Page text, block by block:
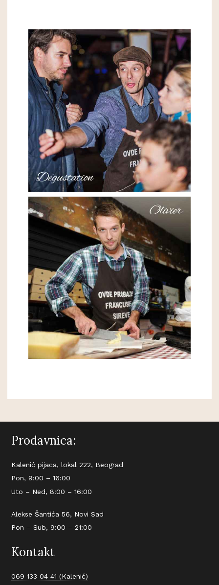
Prodavnica:
Kalenić pijaca, lokal 222, Beograd
Pon, 9:00 – 16:00
Uto – Ned, 8:00 – 16:00
Alekse Šantića 56, Novi Sad
Pon – Sub, 9:00 – 21:00
Kontakt
069 133 04 41 (Kalenić)